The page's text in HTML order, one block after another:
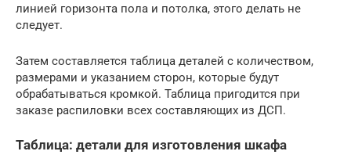
линией горизонта пола и потолка, этого делать не
следует.
Затем составляется таблица деталей с количеством,
размерами и указанием сторон, которые будут
обрабатываться кромкой. Таблица пригодится при
заказе распиловки всех составляющих из ДСП.
Таблица: детали для изготовления шкафа